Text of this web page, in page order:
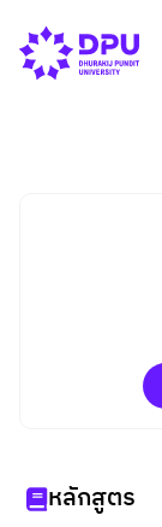
หลักสูตร